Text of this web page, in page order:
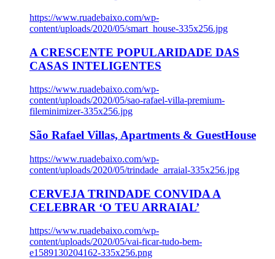
https://www.ruadebaixo.com/wp-
content/uploads/2020/05/smart_house-335x256.jpg
A CRESCENTE POPULARIDADE DAS
CASAS INTELIGENTES
https://www.ruadebaixo.com/wp-
content/uploads/2020/05/sao-rafael-villa-premium-
fileminimizer-335x256.jpg
São Rafael Villas, Apartments & GuestHouse
https://www.ruadebaixo.com/wp-
content/uploads/2020/05/trindade_arraial-335x256.jpg
CERVEJA TRINDADE CONVIDA A
CELEBRAR ‘O TEU ARRAIAL’
https://www.ruadebaixo.com/wp-
content/uploads/2020/05/vai-ficar-tudo-bem-
e1589130204162-335x256.png